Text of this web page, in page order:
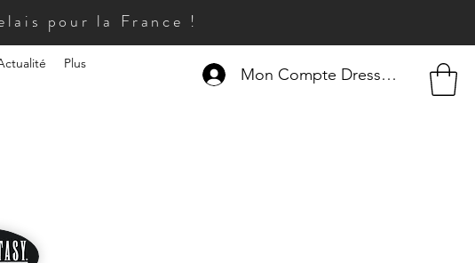
pour la France !
Plus
Mon Compte Dresseur